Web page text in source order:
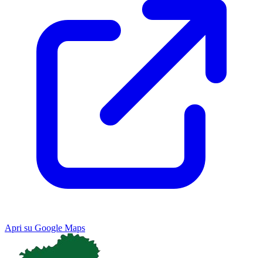
Apri su Google Maps
Map Satellite
Keyboard shortcuts